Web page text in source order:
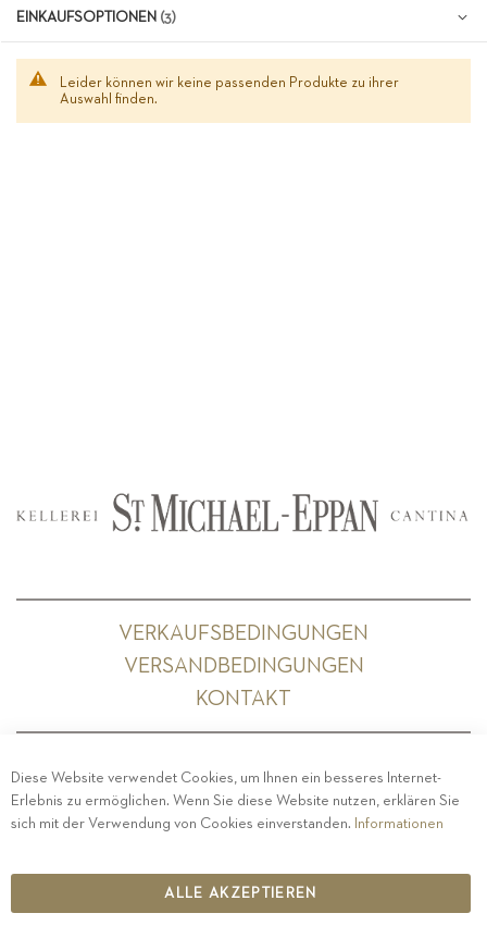
Leider können wir keine passenden Produkte zu ihrer
Auswahl finden.
EINKAUFSOPTIONEN
VERKAUFSBEDINGUNGEN
VERSANDBEDINGUNGEN
KONTAKT
PRIVACY-IMPRESSUM- COOKIE POLICY-
ETHISCHER KODEX
IT00126670215
Diese Website verwendet Cookies, um Ihnen ein besseres Internet-
Erlebnis zu ermöglichen. Wenn Sie diese Website nutzen, erklären Sie
sich mit der Verwendung von Cookies einverstanden. Informationen
ALLE AKZEPTIEREN